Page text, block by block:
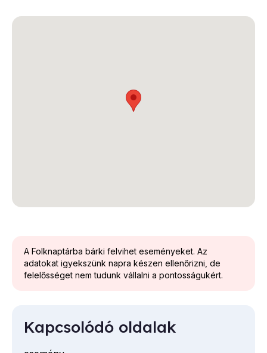
A Folknaptárba bárki felvihet eseményeket. Az
adatokat igyekszünk napra készen ellenőrizni, de
felelősséget nem tudunk vállalni a pontosságukért.
Kapcsolódó oldalak